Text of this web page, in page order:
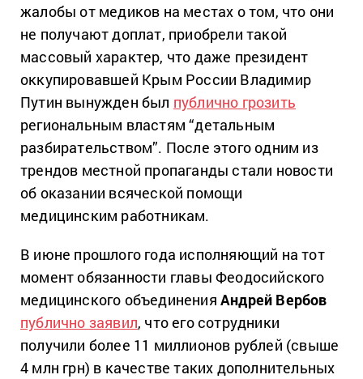
жалобы от медиков на местах о том, что они
не получают доплат, приобрели такой
массовый характер, что даже президент
оккупировавшей Крым России Владимир
Путин вынужден был публично грозить
региональным властям “детальным
разбирательством”. После этого одним из
трендов местной пропаганды стали новости
об оказании всяческой помощи
медицинским работникам.
В июне прошлого года исполняющий на тот
момент обязанности главы Феодосийского
медицинского объединения Андрей Вербов
публично заявил, что его сотрудники
получили более 11 миллионов рублей (свыше
4 млн грн) в качестве таких дополнительных